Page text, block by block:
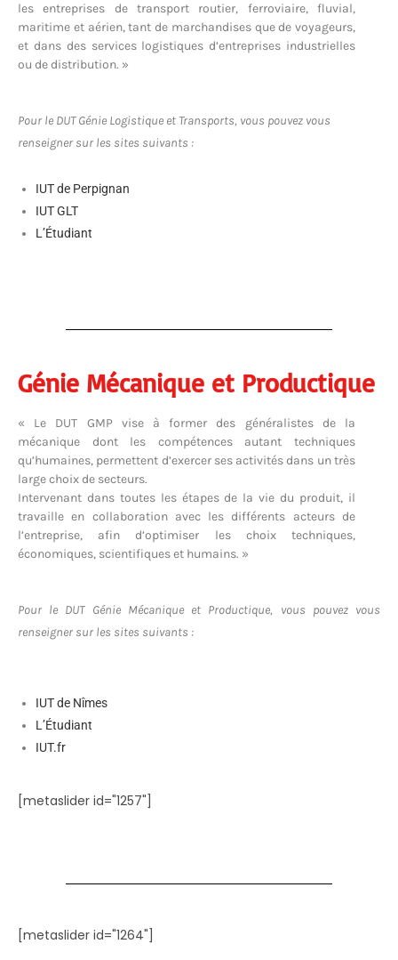
les entreprises de transport routier, ferroviaire, fluvial,
maritime et aérien, tant de marchandises que de voyageurs,
et dans des services logistiques d’entreprises industrielles
ou de distribution. »
Pour le DUT Génie Logistique et Transports, vous pouvez vous
renseigner sur les sites suivants :
IUT de Perpignan
IUT GLT
L’Étudiant
Génie Mécanique et Productique
« Le DUT GMP vise à former des généralistes de la
mécanique dont les compétences autant techniques
qu’humaines, permettent d’exercer ses activités dans un très
large choix de secteurs.
Intervenant dans toutes les étapes de la vie du produit, il
travaille en collaboration avec les différents acteurs de
l’entreprise, afin d’optimiser les choix techniques,
économiques, scientifiques et humains. »
Pour le DUT Génie Mécanique et Productique, vous pouvez vous
renseigner sur les sites suivants :
IUT de Nîmes
L’Étudiant
IUT.fr
[metaslider id="1257"]
[metaslider id="1264"]